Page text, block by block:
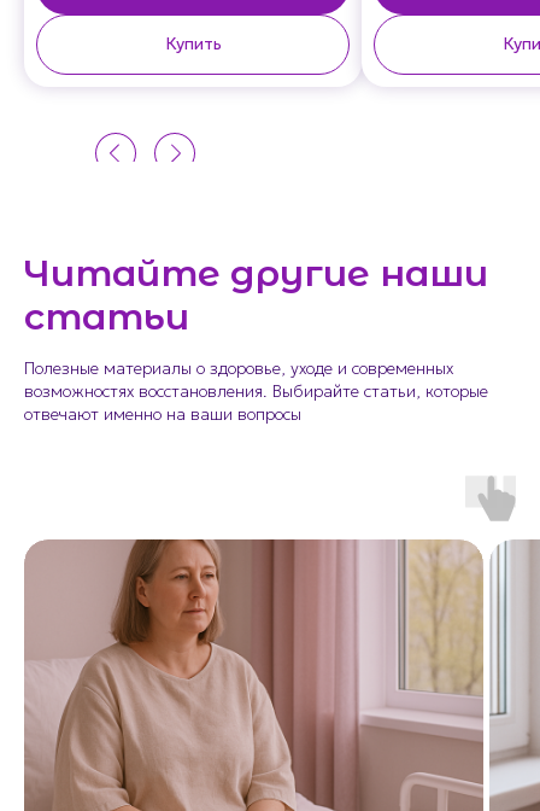
Купить
Читайте другие наши
статьи
Полезные материалы о здоровье, уходе и современных
возможностях восстановления. Выбирайте статьи, которые
отвечают именно на ваши вопросы